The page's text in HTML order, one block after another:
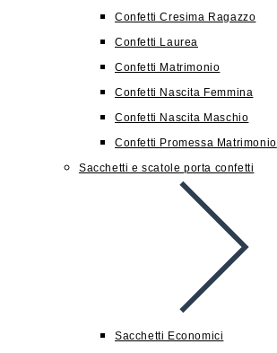
Confetti Cresima Ragazzo
Confetti Laurea
Confetti Matrimonio
Confetti Nascita Femmina
Confetti Nascita Maschio
Confetti Promessa Matrimonio
Sacchetti e scatole porta confetti
Sacchetti Economici